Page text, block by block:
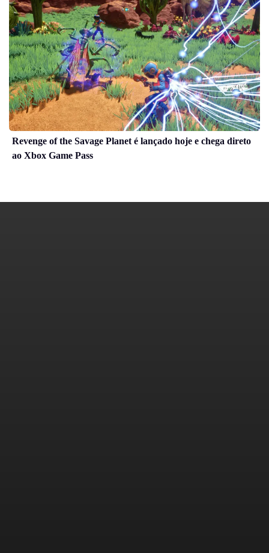
Revenge of the Savage Planet é lançado hoje e chega direto
ao Xbox Game Pass